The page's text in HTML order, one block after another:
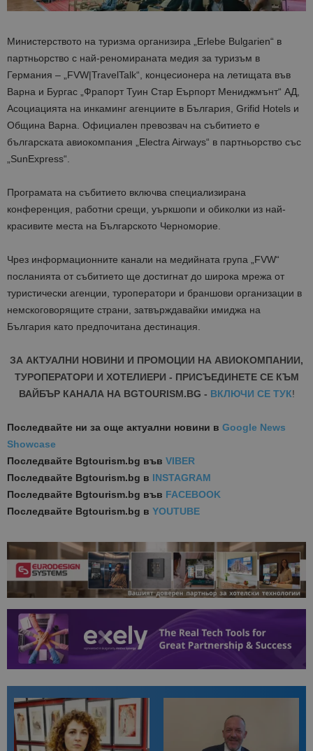
Министерството на туризма организира „ Erlebe Bulgarien“ в
партньорство с най-реномираната медия за туризъм в
Германия – „ FVW|TravelTalk“, концесионера на летищата във
Варна и Бургас „ Фрапорт Туин Стар Еърпорт Мениджмънт“ АД,
Асоциацията на инкаминг агенциите в България, Grifid Hotels и
Община Варна. Официален превозвач на събитието е
българската авиокомпания „ Electra Airways“ в партньорство със
SunExpress“.
Програмата на събитието включва специализирана
конференция, работни срещи, уъркшопи и обиколки из най-
красивите места на Българското Черноморие.
Чрез информационните канали на медийната група „FVW“
посланията от събитието ще достигнат до широка мрежа от
туристически агенции, туроператори и браншови организации в
немскоговорящите страни, затвърждавайки имиджа на
България като предпочитана дестинация.
ЗА АКТУАЛНИ НОВИНИ И ПРОМОЦИИ НА АВИОКОМПАНИИ,
ТУРОПЕРАТОРИ И ХОТЕЛИЕРИ - ПРИСЪЕДИНЕТЕ СЕ КЪМ
ВАЙБЪР КАНАЛА НА BGTOURISM.BG - ВКЛЮЧИ СЕ ТУК!
Последвайте ни за още актуални новини в Google News
Showcase
Последвайте Bgtourism.bg във VIBER
Последвайте Bgtourism.bg в INSTAGRAM
Последвайте Bgtourism.bg във FACEBOOK
Последвайте Bgtourism.bg в YOUTUBE